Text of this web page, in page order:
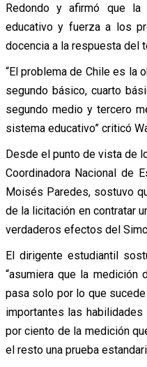
Redondo y afirmó que
educativo y fuerza a los
docencia a la respuesta del
“El problema de Chile es la
segundo básico, cuarto
segundo medio y tercero
sistema educativo” criticó
Desde el punto de vista de
Coordinadora Nacional de
Moisés Paredes, sostuvo
de la licitación en contratar
verdaderos efectos del
El dirigente estudiantil
“asumiera que la medición
pasa solo por lo que
importantes las
por ciento de la medición
el resto una prueba